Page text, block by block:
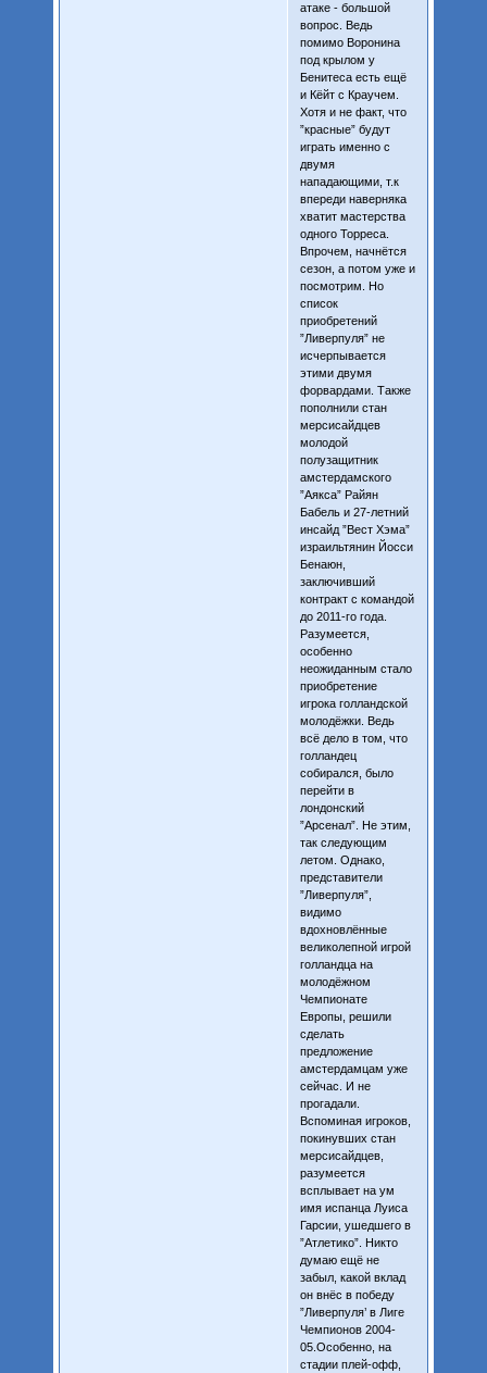
атаке - большой
вопрос. Ведь
помимо Воронина
под крылом у
Бенитеса есть ещё
и Кёйт с Краучем.
Хотя и не факт, что
”красные” будут
играть именно с
двумя
нападающими, т.к
впереди наверняка
хватит мастерства
одного Торреса.
Впрочем, начнётся
сезон, а потом уже и
посмотрим. Но
список
приобретений
”Ливерпуля” не
исчерпывается
этими двумя
форвардами. Также
пополнили стан
мерсисайдцев
молодой
полузащитник
амстердамского
”Аякса” Райян
Бабель и 27-летний
инсайд ”Вест Хэма”
израильтянин Йосси
Бенаюн,
заключивший
контракт с командой
до 2011-го года.
Разумеется,
особенно
неожиданным стало
приобретение
игрока голландской
молодёжки. Ведь
всё дело в том, что
голландец
собирался, было
перейти в
лондонский
”Арсенал”. Не этим,
так следующим
летом. Однако,
представители
”Ливерпуля”,
видимо
вдохновлённые
великолепной игрой
голландца на
молодёжном
Чемпионате
Европы, решили
сделать
предложение
амстердамцам уже
сейчас. И не
прогадали.
Вспоминая игроков,
покинувших стан
мерсисайдцев,
разумеется
всплывает на ум
имя испанца Луиса
Гарсии, ушедшего в
”Атлетико”. Никто
думаю ещё не
забыл, какой вклад
он внёс в победу
”Ливерпуля’ в Лиге
Чемпионов 2004-
05.Особенно, на
стадии плей-офф,